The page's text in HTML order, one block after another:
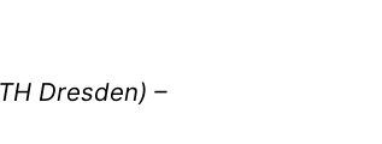
Dresden) –